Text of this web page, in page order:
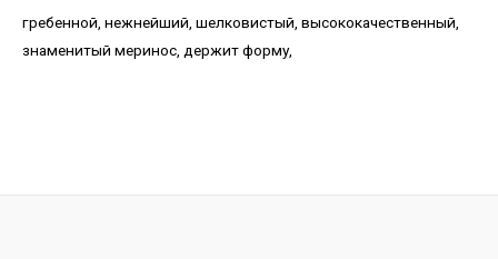
гребенной, нежнейший, шелковистый, высококачественный,
знаменитый меринос, держит форму,